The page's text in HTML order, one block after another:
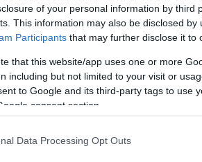
of your personal information by third
This information may also be disclosed
Participants that may further disclose it to
that this website/app uses one or more
including but not limited to your visit or
to Google and its third-party tags to use
consent section.
Data Processing Opt Outs